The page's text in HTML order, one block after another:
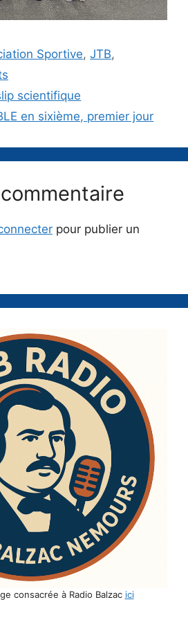
Sportive,JTB,
scientifique
en sixième, premier jour
pour publier un
consacrée à Radio Balzac ici